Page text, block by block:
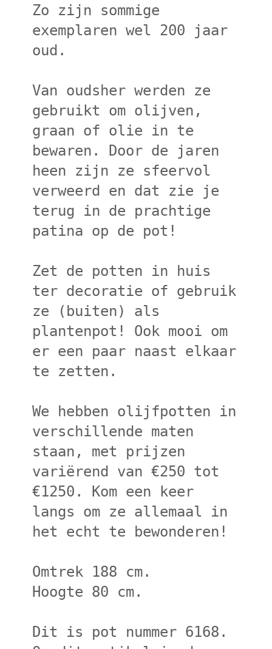
Zo zijn sommige
exemplaren wel 200 jaar
oud.
Van oudsher werden ze
gebruikt om olijven,
graan of olie in te
bewaren. Door de jaren
heen zijn ze sfeervol
verweerd en dat zie je
terug in de prachtige
patina op de pot!
Zet de potten in huis
ter decoratie of gebruik
ze (buiten) als
plantenpot! Ook mooi om
er een paar naast elkaar
te zetten.
We hebben olijfpotten in
verschillende maten
staan, met prijzen
variërend van €250 tot
€1250. Kom een keer
langs om ze allemaal in
het echt te bewonderen!
Omtrek 188 cm.
Hoogte 80 cm.
Dit is pot nummer 6168.